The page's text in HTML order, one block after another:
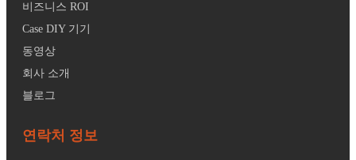
비즈니스 ROI
Case DIY 기기
동영상
회사 소개
블로그
연락처 정보